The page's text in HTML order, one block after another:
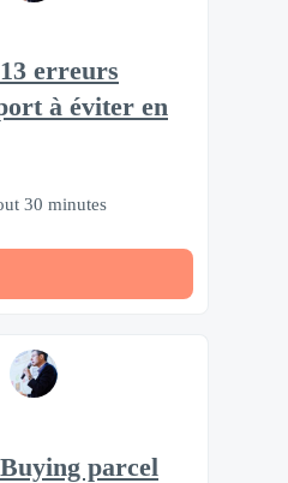
erreurs
à éviter en
30 minutes
parcel